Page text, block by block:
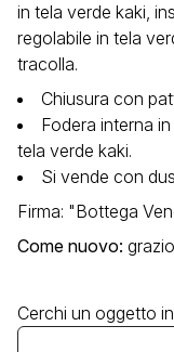
in tela verde kaki,
regolabile in tela
tracolla.
Chiusura con
Fodera interna
tela verde kaki.
Si vende con
Firma: "Bottega
Come nuovo:
Cerchi un oggetto